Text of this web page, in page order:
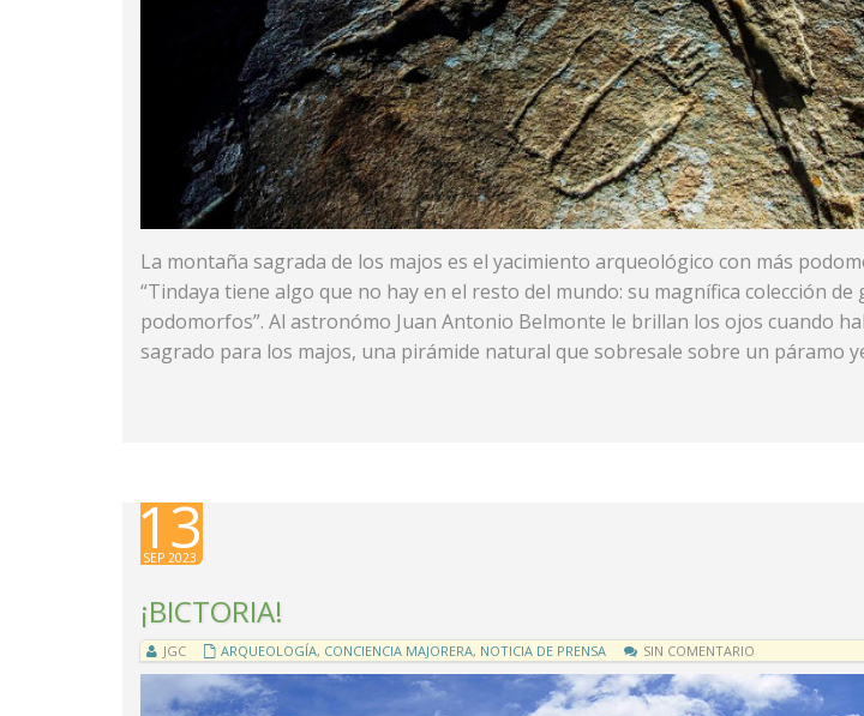
La montaña sagrada de los majos es el yacimiento arqueológico con más
“Tindaya tiene algo que no hay en el resto del mundo: su magnífica colección de
podomorfos”. Al astronómo Juan Antonio Belmonte le brillan los ojos cuando
sagrado para los majos, una pirámide natural que sobresale sobre un páramo
13
SEP 2023
¡BICTORIA!
JGC ARQUEOLOGÍA, CONCIENCIA MAJORERA, NOTICIA DE PRENSA SIN COMENTARIO